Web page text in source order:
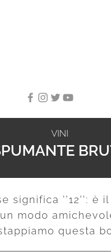
VINI
significa ''12'': è
modo
questa